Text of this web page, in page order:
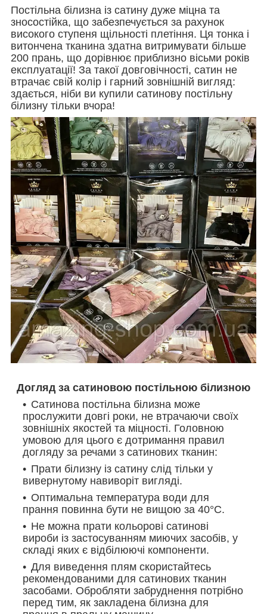
Постільна білизна із сатину дуже міцна та
зносостійка, що забезпечується за рахунок
високого ступеня щільності плетіння. Ця тонка і
витончена тканина здатна витримувати більше
200 прань, що дорівнює приблизно вісьми років
експлуатації! За такої довговічності, сатин не
втрачає свій колір і гарний зовнішній вигляд:
здається, ніби ви купили сатинову постільну
білизну тільки вчора!
Догляд за сатиновою постільною білизною
Сатинова постільна білизна може
прослужити довгі роки, не втрачаючи своїх
зовнішніх якостей та міцності. Головною
умовою для цього є дотримання правил
догляду за речами з сатинових тканин:
Прати білизну із сатину слід тільки у
вивернутому навиворіт вигляді.
Оптимальна температура води для
прання повинна бути не вищою за 40°С.
Не можна прати кольорові сатинові
вироби із застосуванням миючих засобів, у
складі яких є відбілюючі компоненти.
Для виведення плям скористайтесь
рекомендованими для сатинових тканин
засобами. Обробляти забруднення потрібно
перед тим, як закладена білизна для